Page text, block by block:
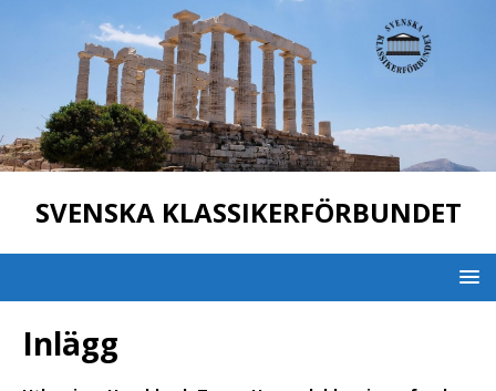
SVENSKA KLASSIKERFÖRBUNDET
Inlägg